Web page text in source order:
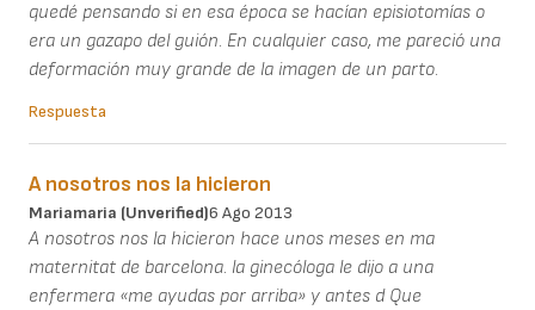
quedé pensando si en esa época se hacían episiotomías o
era un gazapo del guión. En cualquier caso, me pareció una
deformación muy grande de la imagen de un parto.
Respuesta
A nosotros nos la hicieron
Mariamaria (unverified)6 Ago 2013
A nosotros nos la hicieron hace unos meses en ma
maternitat de barcelona. la ginecóloga le dijo a una
enfermera «me ayudas por arriba» y antes d Que